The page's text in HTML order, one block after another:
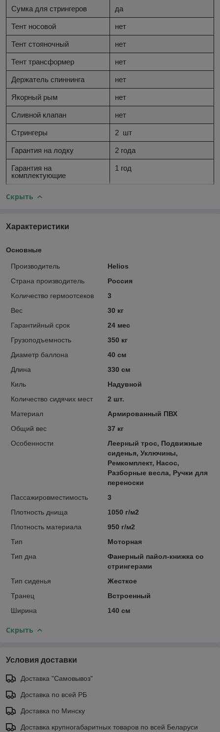
Сумка для стрингеров да
Тент носовой нет
Тент стояночный нет
Тент трансформер нет
Держатель спиннинга нет
Якорный рым нет
Сливной клапан нет
Стрингеры 2 шт
Гарантия на лодку 2 года
Гарантия на
комплектующие
1 год
Скрыть
Характеристики
Основные
Производитель
Helios
Страна производитель
Россия
Kоличество гермоотсеков
3
Вес
30 кг
Гарантийный срок
24 мес
Грузоподъемность
350 кг
Диаметр баллона
40 см
Длина
330 см
Киль
Надувной
Количество сидячих мест
2 шт.
Материал
Армированный ПВХ
Общий вес
37 кг
Особенности
Леерный трос, Подвижные
сиденья, Уключины,
Ремкомплект, Насос,
Разборные весла, Ручки для
переноски
Пассажировместимость
3
Плотность днища
1050 г/м2
Плотность материала
950 г/м2
Тип
Моторная
Тип дна
Фанерный пайол-книжка со
стрингерами
Тип сиденья
Жесткое
Транец
Встроенный
Ширина
140 см
Скрыть
Условия доставки
Доставка "Самовывоз"
Доставка по всей РБ
Доставка по Минску
Доставка крупногабаритных товаров по всей Беларуси